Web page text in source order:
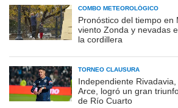
COMBO METEOROLÓGICO
Pronóstico del tiempo en
viento Zonda y nevadas
la cordillera
TORNEO CLAUSURA
Independiente
Arce, logró un gran
de Río Cuarto